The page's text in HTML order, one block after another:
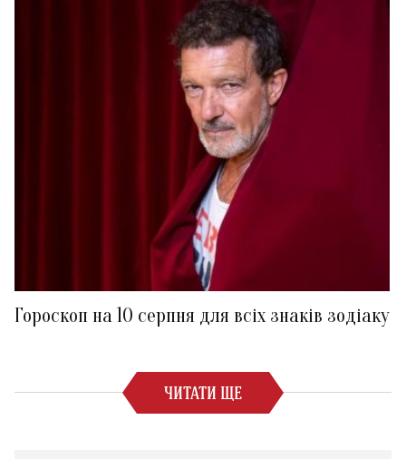
Гороскоп на 10 серпня для всіх знаків зодіаку
ЧИТАТИ ЩЕ